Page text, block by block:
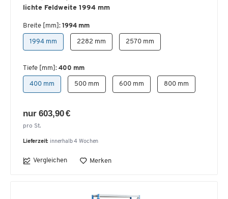
lichte Feldweite 1994 mm
Breite [mm]: 1994 mm
1994 mm 2282 mm 2570 mm
Tiefe [mm]: 400 mm
400 mm 500 mm 600 mm 800 mm
nur 603,90 €
pro St.
Lieferzeit: innerhalb 4 Wochen
Vergleichen Merken